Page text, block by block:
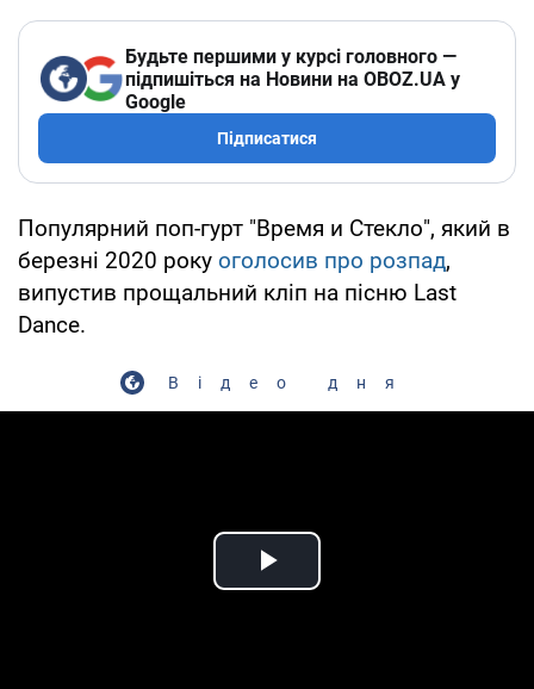
Будьте першими у курсі головного —
підпишіться на Новини на OBOZ.UA у
Google
Підписатися
Популярний поп-гурт "Время и Стекло", який в
березні 2020 року оголосив про розпад,
випустив прощальний кліп на пісню Last
Dance.
Відео дня
Play Video